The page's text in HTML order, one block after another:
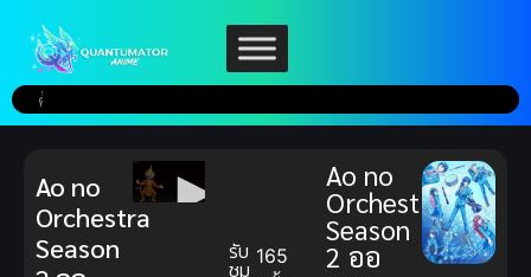
รับ
ชม 165
Ao no
Orchestra
Season
2 ออ
Ao no
Orchestra
Season